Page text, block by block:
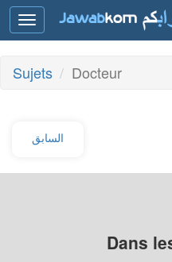
Toggle
navigation
Sujets Docteur
السابق
Dans